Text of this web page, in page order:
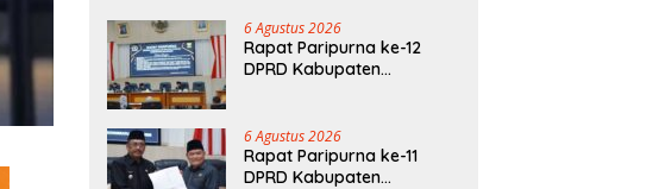
6 Agustus 2026
Rapat Paripurna ke-12
DPRD Kabupaten
6 Agustus 2026
Rapat Paripurna ke-11
DPRD Kabupaten